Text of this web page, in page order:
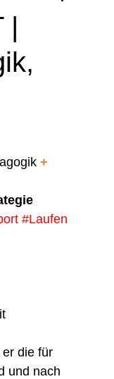
|
+
#Laufen
die für
und nach